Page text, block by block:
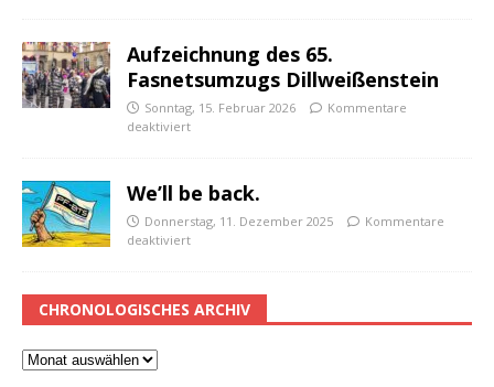
Aufzeichnung des 65.
Fasnetsumzugs Dillweißenstein
Sonntag, 15. Februar 2026
Kommentare
deaktiviert
We’ll be back.
Donnerstag, 11. Dezember 2025
Kommentare
deaktiviert
CHRONOLOGISCHES ARCHIV